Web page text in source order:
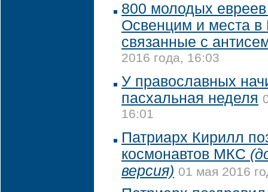
800 молодых
Освенцим и места в
связанные с
2016 года, 16:03
У православных
пасхальная неделя
16:01
Патриарх Кирилл
космонавтов МКС
версия) 01 мая 2016